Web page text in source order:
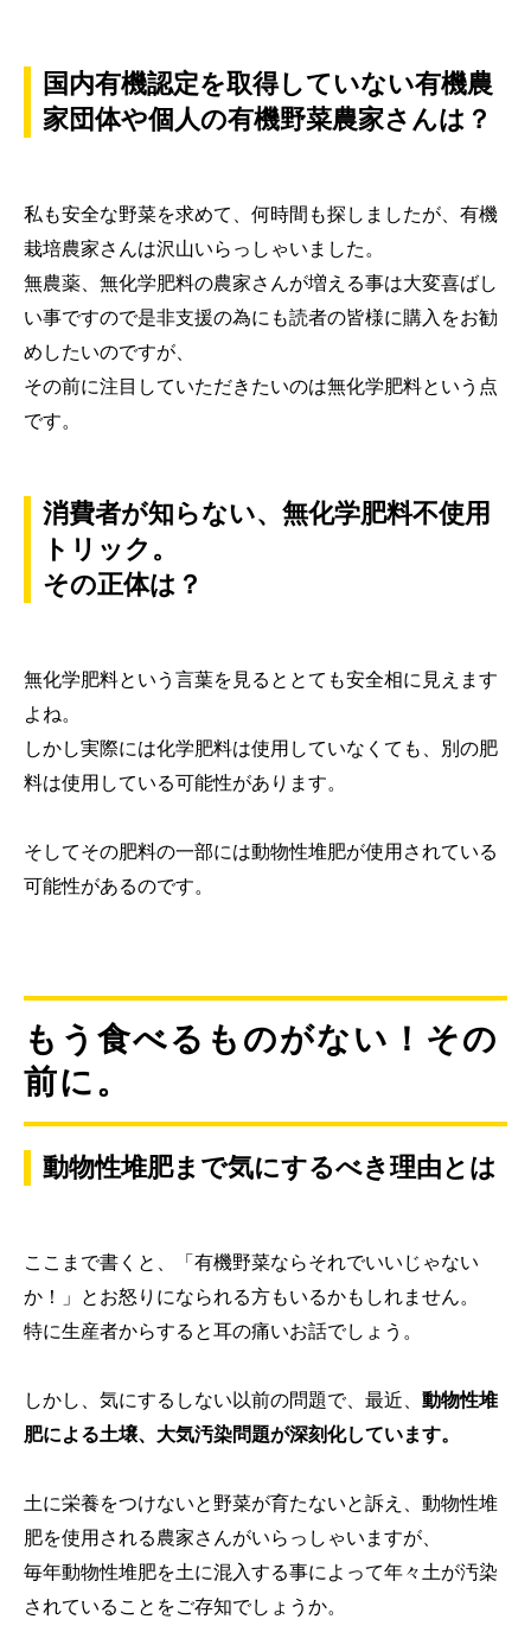
国内有機認定を取得していない有機農
家団体や個人の有機野菜農家さんは？
私も安全な野菜を求めて、何時間も探しましたが、有機
栽培農家さんは沢山いらっしゃいました。
無農薬、無化学肥料の農家さんが増える事は大変喜ばし
い事ですので是非支援の為にも読者の皆様に購入をお勧
めしたいのですが、
その前に注目していただきたいのは無化学肥料という点
です。
消費者が知らない、無化学肥料不使用
トリック。
その正体は？
無化学肥料という言葉を見るととても安全相に見えます
よね。
しかし実際には化学肥料は使用していなくても、別の肥
料は使用している可能性があります。
そしてその肥料の一部には動物性堆肥が使用されている
可能性があるのです。
もう食べるものがない！その
前に。
動物性堆肥まで気にするべき理由とは
ここまで書くと、「有機野菜ならそれでいいじゃない
か！」とお怒りになられる方もいるかもしれません。
特に生産者からすると耳の痛いお話でしょう。
しかし、気にするしない以前の問題で、最近、 動物性堆
肥による土壌、大気汚染問題が深刻化しています。
土に栄養をつけないと野菜が育たないと訴え、動物性堆
肥を使用される農家さんがいらっしゃいますが、
毎年動物性堆肥を土に混入する事によって年々土が汚染
されていることをご存知でしょうか。